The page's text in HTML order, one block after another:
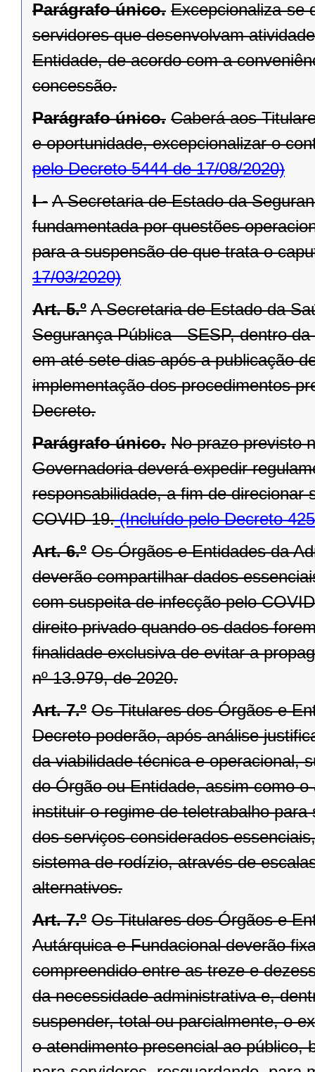
Parágrafo único. Excepcionaliza-se
servidores que desenvolvam
Entidade, de acordo com a
concessão.
Parágrafo único. Caberá aos
e oportunidade, excepcionalizar o
pelo Decreto 5444 de 17/08/2020)
I - A Secretaria de Estado da
fundamentada por questões
para a suspensão de que trata o
17/03/2020)
Art. 5.º A Secretaria de Estado da
Segurança Pública - SESP, dentro
em até sete dias após a publicação
implementação dos procedimentos
Decreto.
Parágrafo único. No prazo previsto
Governadoria deverá expedir
responsabilidade, a fim de direcionar
COVID-19.(Incluído pelo Decreto
Art. 6.º Os Órgãos e Entidades da
deverão compartilhar dados
com suspeita de infecção pelo
direito privado quando os dados
finalidade exclusiva de evitar a
nº 13.979, de 2020.
Art. 7.º Os Titulares dos Órgãos e
Decreto poderão, após análise
da viabilidade técnica e operacional,
do Órgão ou Entidade, assim como
instituir o regime de teletrabalho
dos serviços considerados
sistema de rodízio, através de
alternativos.
Art. 7.º Os Titulares dos Órgãos e
Autárquica e Fundacional deverão
compreendido entre as treze e
da necessidade administrativa e,
suspender, total ou parcialmente, o
o atendimento presencial ao público,